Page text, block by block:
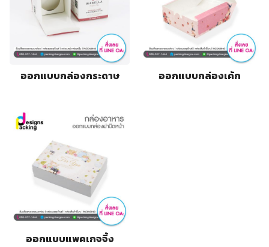
ออกแบบกล่องกระดาษ ออกแบบกล่องเค้ก
ออกแบบแพคเกจจิ้ง